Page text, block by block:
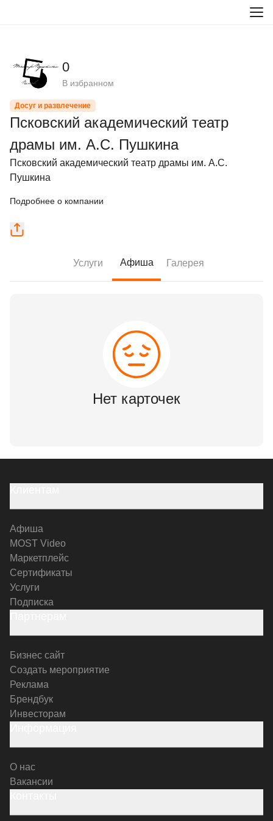
0
В избранном
Досуг и развлечение
Псковский академический театр
драмы им. А.С. Пушкина
Псковский академический театр драмы им. А.С.
Пушкина
Подробнее о компании
Услуги Афиша Галерея
Нет карточек
Афиша
MOST Video
Маркетплейс
Сертификаты
Услуги
Подписка
Бизнес сайт
Создать мероприятие
Реклама
Брендбук
Инвесторам
О нас
Вакансии